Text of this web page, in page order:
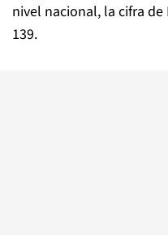
nivel nacional, la cifra
139.